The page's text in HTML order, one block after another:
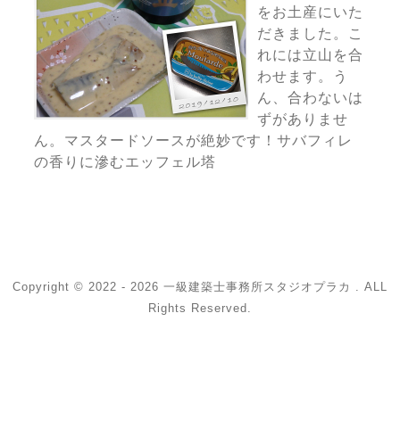
をお土産にいた
だきました。こ
れには立山を合
わせます。う
ん、合わないは
ずがありませ
ん。マスタードソースが絶妙です！サバフィレ
の香りに滲むエッフェル塔
Copyright © 2022 - 2026 一級建築士事務所スタジオプラカ . ALL
Rights Reserved.